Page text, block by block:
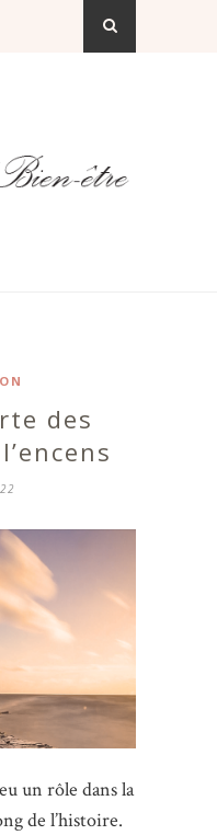
des
un rôle dans la
de l’histoire.